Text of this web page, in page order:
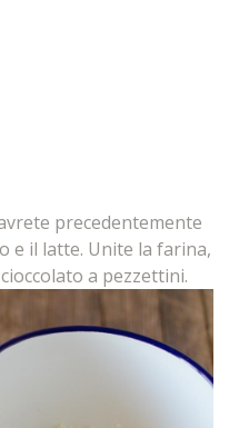
precedentemente
e il latte. Unite la farina,
a pezzettini.